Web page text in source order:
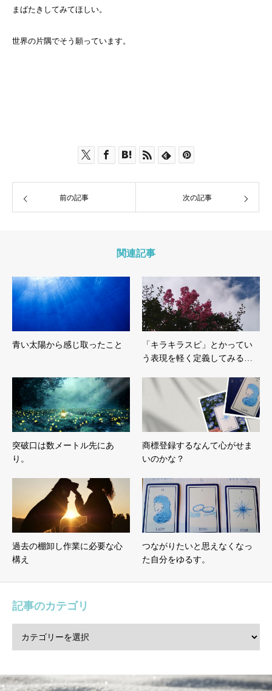
まばたきしてみてほしい。
世界の片隅でそう願っています。
前の記事 次の記事
関連記事
青い太陽から感じ取ったこと
「キラキラスピ」とかってい
う表現を軽く定義してみる…
突破口は数メートル先にあ
り。
商標登録するなんて心がせま
いのかな？
過去の棚卸し作業に必要な心
構え
つながりたいと思えなくなっ
た自分をゆるす。
記事のカテゴリ